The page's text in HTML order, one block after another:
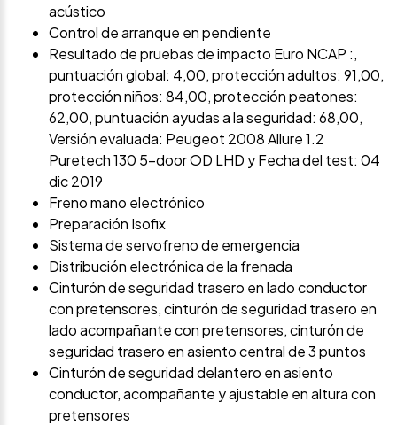
acústico
Control de arranque en pendiente
Resultado de pruebas de impacto Euro NCAP :,
puntuación global: 4,00, protección adultos: 91,00,
protección niños: 84,00, protección peatones:
62,00, puntuación ayudas a la seguridad: 68,00,
Versión evaluada: Peugeot 2008 Allure 1.2
Puretech 130 5-door OD LHD y Fecha del test: 04
dic 2019
Freno mano electrónico
Preparación Isofix
Sistema de servofreno de emergencia
Distribución electrónica de la frenada
Cinturón de seguridad trasero en lado conductor
con pretensores, cinturón de seguridad trasero en
lado acompañante con pretensores, cinturón de
seguridad trasero en asiento central de 3 puntos
Cinturón de seguridad delantero en asiento
conductor, acompañante y ajustable en altura con
pretensores